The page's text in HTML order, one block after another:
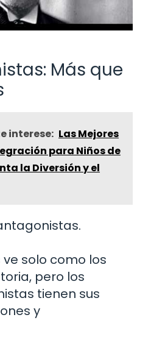
Más que
interese: Las Mejores
para Niños de
la Diversión y el
solo como los
pero los
tienen sus
y